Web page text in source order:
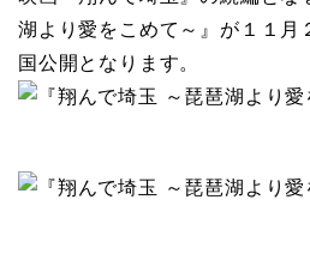
湖より愛をこめて～』が１１月
国公開となります。